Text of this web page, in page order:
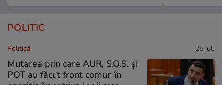
POLITIC
Politică 25 iul.
Mutarea prin care AUR, S.O.S. și
POT au făcut front comun în